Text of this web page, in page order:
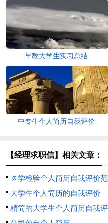
早教大学生实习总结
中专生个人简历自我评价
【经理求职信】相关文章：
医学检验个人简历自我评价范
文大学生个人简历的自我评价
精简的大学生个人简历自我评